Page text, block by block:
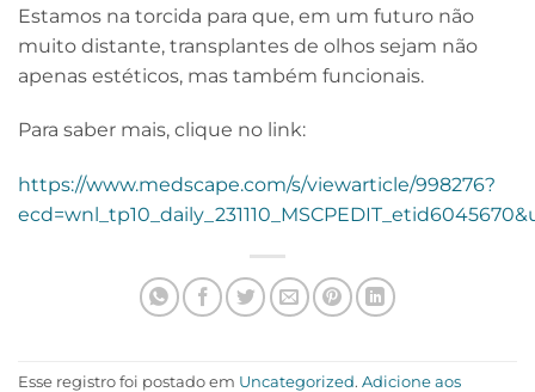
Estamos na torcida para que, em um futuro não
muito distante, transplantes de olhos sejam não
apenas estéticos, mas também funcionais.
Para saber mais, clique no link:
https://www.medscape.com/s/viewarticle/998276?
Esse registro foi postado em Uncategorized. Adicione aos